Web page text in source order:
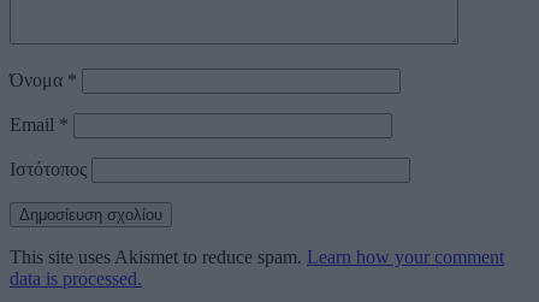
Όνομα *
Email *
Ιστότοπος
This site uses Akismet to reduce spam. Learn how your comment
data is processed.